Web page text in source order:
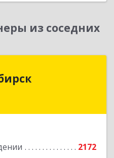
из соседних
2172
Новосибирск
обл, Новосибирск г,
Подробнее